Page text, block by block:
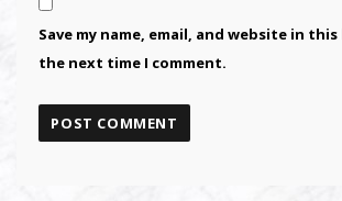
Save my name, email, and website in
the next time I comment.